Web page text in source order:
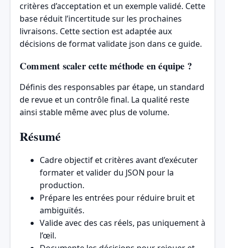
critères d’acceptation et un exemple validé. Cette
base réduit l’incertitude sur les prochaines
livraisons. Cette section est adaptée aux
décisions de format validate json dans ce guide.
Comment scaler cette méthode en équipe ?
Définis des responsables par étape, un standard
de revue et un contrôle final. La qualité reste
ainsi stable même avec plus de volume.
Résumé
Cadre objectif et critères avant d’exécuter
formater et valider du JSON pour la
production.
Prépare les entrées pour réduire bruit et
ambiguïtés.
Valide avec des cas réels, pas uniquement à
l’œil.